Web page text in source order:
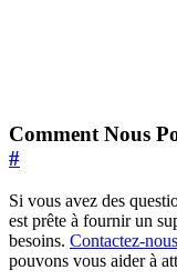
Comment Nous
#
Si vous avez des
est prête à fournir un
besoins. Contactez-nous
pouvons vous aider à